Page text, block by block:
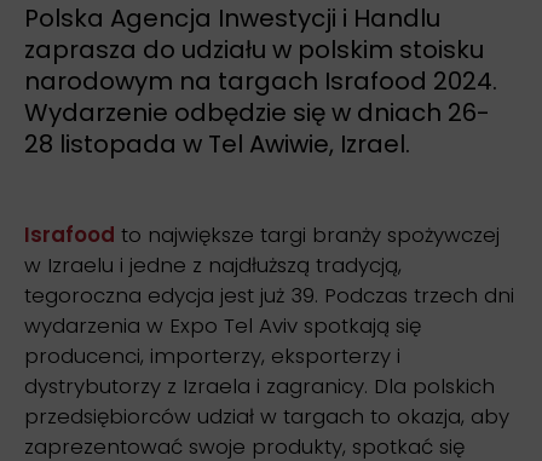
Polska Agencja Inwestycji i Handlu
zaprasza do udziału w polskim stoisku
narodowym na targach Israfood 2024.
Wydarzenie odbędzie się w dniach 26-
28 listopada w Tel Awiwie, Izrael.
Israfood to największe targi branży spożywczej
w Izraelu i jedne z najdłuższą tradycją,
tegoroczna edycja jest już 39. Podczas trzech dni
wydarzenia w Expo Tel Aviv spotkają się
producenci, importerzy, eksporterzy i
dystrybutorzy z Izraela i zagranicy. Dla polskich
przedsiębiorców udział w targach to okazja, aby
zaprezentować swoje produkty, spotkać się